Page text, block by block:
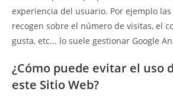
experiencia del usuario. Por ejemplo
recogen sobre el número de visitas, el
gusta, etc... lo suele gestionar Google
¿Cómo puede evitar el uso
este Sitio Web?